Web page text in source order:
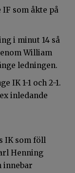
som åkte på
i minut 14 så
William
ledningen.
IK 1-1 och 2-1.
inledande
IK som föll
Henning
innebar